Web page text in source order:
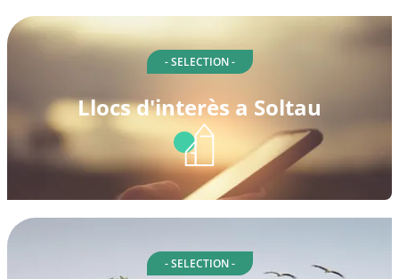
- SELECTION -
Llocs d'interès a Soltau
- SELECTION -